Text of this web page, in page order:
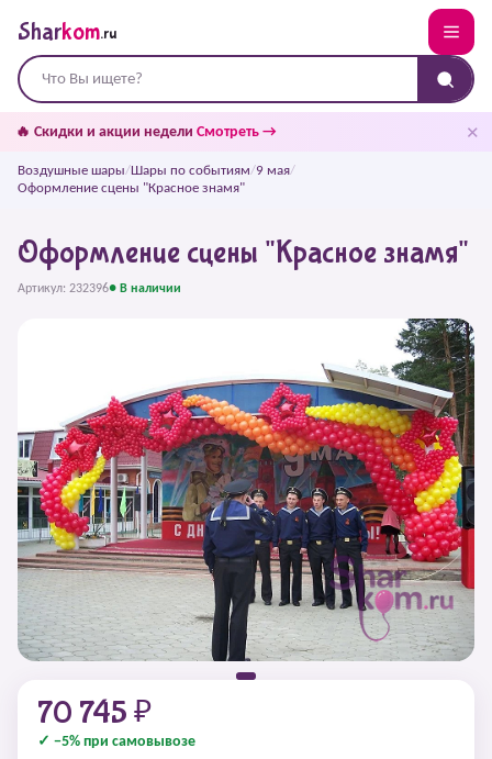
Sharkom.ru
🔥 Скидки и акции недели Смотреть → ✕
Воздушные шары/Шары по событиям/9 мая/
Оформление сцены "Красное знамя"
Оформление сцены "Красное знамя"
Артикул: 232396● В наличии
70 745 ₽
✓ −5% при самовывозе